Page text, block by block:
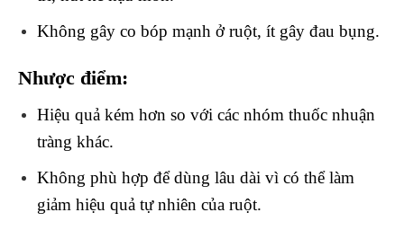
Không gây co bóp mạnh ở ruột, ít gây đau bụng.
Nhược điểm:
Hiệu quả kém hơn so với các nhóm thuốc nhuận
tràng khác.
Không phù hợp để dùng lâu dài vì có thể làm
giảm hiệu quả tự nhiên của ruột.